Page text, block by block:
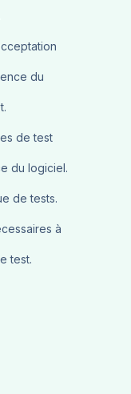
du
de test
du logiciel.
de tests.
à
test.